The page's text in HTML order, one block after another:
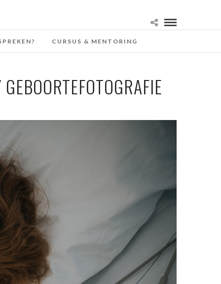
CURSUS & MENTORING